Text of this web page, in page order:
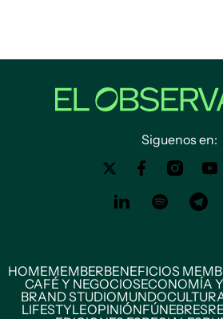
Siguenos en:
HOMEMEMBERBENEFICIOS
CAFÉ Y NEGOCIOSECONOMÍA
BRAND STUDIOMUNDO
LIFESTYLEOPINIÓNFÚNEBRES